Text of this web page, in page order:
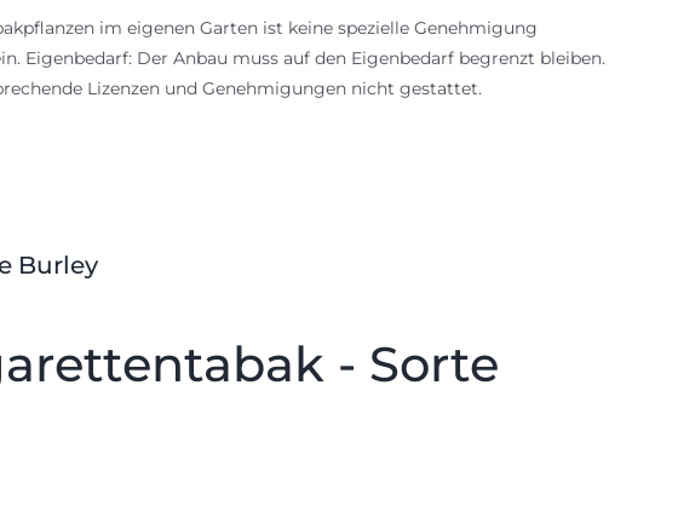
im eigenen Garten ist keine spezielle Genehmigung
Eigenbedarf: Der Anbau muss auf den Eigenbedarf begrenzt bleiben.
Lizenzen und Genehmigungen nicht gestattet.
Burley
- Sorte